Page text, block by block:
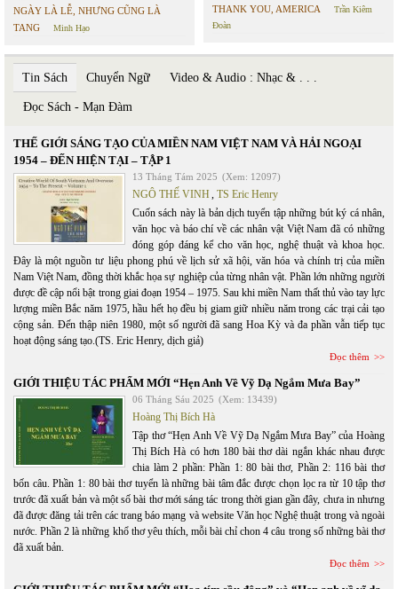
NGÀY LÀ LỄ, NHƯNG CŨNG LÀ
TANG
Minh Hạo
THANK YOU, AMERICA
Trần Kiêm
Đoàn
Tin Sách Chuyển Ngữ Video & Audio : Nhạc & . . .
Đọc Sách - Mạn Đàm
THẾ GIỚI SÁNG TẠO CỦA MIỀN NAM VIỆT NAM VÀ HẢI NGOẠI
1954 – ĐẾN HIỆN TẠI – TẬP 1
13 Tháng Tám 2025 (Xem: 12097)
NGÔ THẾ VINH, TS Eric Henry
Cuốn sách này là bản dịch tuyển tập những bút ký cá nhân,
văn học và báo chí về các nhân vật Việt Nam đã có những
đóng góp đáng kể cho văn học, nghệ thuật và khoa học.
Đây là một nguồn tư liệu phong phú về lịch sử xã hội, văn hóa và chính trị của miền
Nam Việt Nam, đồng thời khắc họa sự nghiệp của từng nhân vật. Phần lớn những người
được đề cập nổi bật trong giai đoạn 1954 – 1975. Sau khi miền Nam thất thủ vào tay lực
lượng miền Bắc năm 1975, hầu hết họ đều bị giam giữ nhiều năm trong các trại cải tạo
cộng sản. Đến thập niên 1980, một số người đã sang Hoa Kỳ và đa phần vẫn tiếp tục
hoạt động sáng tạo.(TS. Eric Henry, dịch giả)
Đọc thêm
GIỚI THIỆU TÁC PHẨM MỚI “Hẹn Anh Về Vỹ Dạ Ngắm Mưa Bay”
06 Tháng Sáu 2025 (Xem: 13439)
Hoàng Thị Bích Hà
Tập thơ “Hẹn Anh Về Vỹ Dạ Ngắm Mưa Bay” của Hoàng
Thị Bích Hà có hơn 180 bài thơ dài ngắn khác nhau được
chia làm 2 phần: Phần 1: 80 bài thơ, Phần 2: 116 bài thơ
bốn câu. Phần 1: 80 bài thơ tuyển là những bài tâm đắc được chọn lọc ra từ 10 tập thơ
trước đã xuất bản và một số bài thơ mới sáng tác trong thời gian gần đây, chưa in nhưng
đã được đăng tải trên các trang báo mạng và website Văn học Nghệ thuật trong và ngoài
nước. Phần 2 là những khổ thơ yêu thích, mỗi bài chỉ chon 4 câu trong số những bài thơ
đã xuất bản.
Đọc thêm